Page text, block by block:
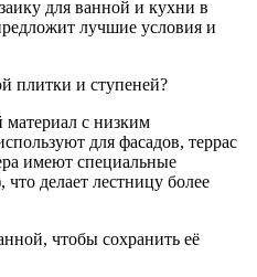
для ванной и кухни в
лучшие условия и
плитки и ступеней?
с низким
для фасадов, террас
имеют специальные
делает лестницу более
чтобы сохранить её